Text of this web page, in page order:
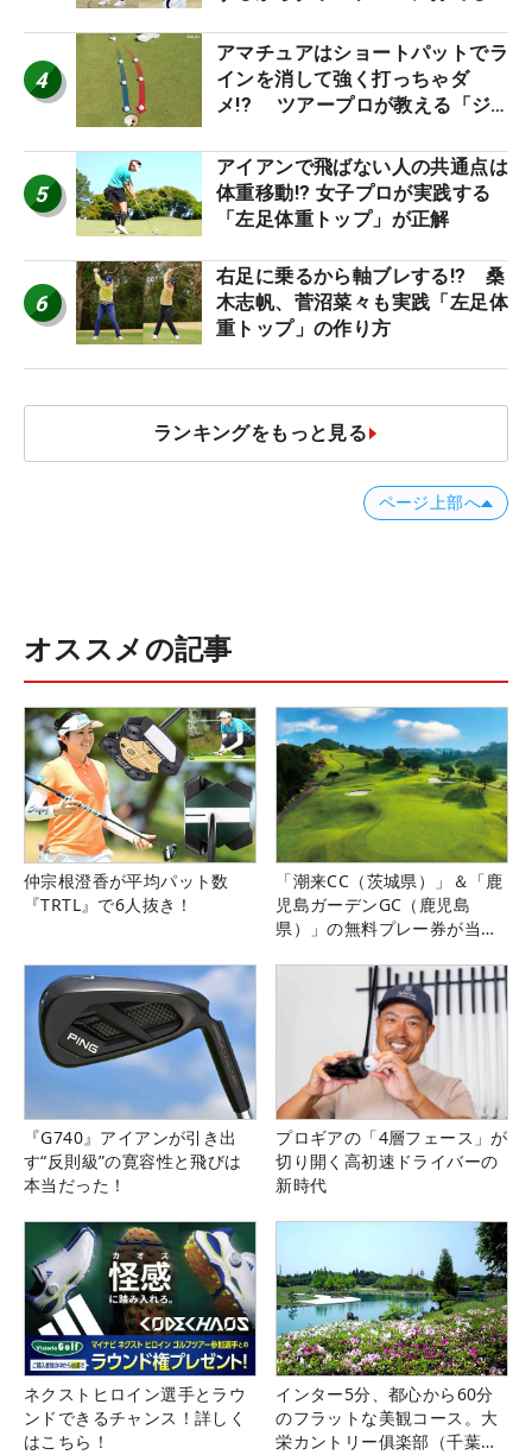
4
アマチュアはショートパットでラ
インを消して強く打っちゃダ
メ!? ツアープロが教える「ジ
減するワケ
5
アイアンで飛ばない人の共通点は
体重移動!? 女子プロが実践する
「左足体重トップ」が正解
6
右足に乗るから軸ブレする!? 桑
木志帆、菅沼菜々も実践「左足体
重トップ」の作り方
ランキングをもっと見る
ページ上部へ
オススメの記事
仲宗根澄香が平均パット数
『TRTL』で6人抜き！
「潮来CC（茨城県）」＆「鹿
児島ガーデンGC（鹿児島
県）」の無料プレー券が当た
『G740』アイアンが引き出
す“反則級”の寛容性と飛びは
本当だった！
プロギアの「4層フェース」が
切り開く高初速ドライバーの
新時代
ネクストヒロイン選手とラウ
ンドできるチャンス！詳しく
はこちら！
インター5分、都心から60分
のフラットな美観コース。大
栄カントリー俱楽部（千葉